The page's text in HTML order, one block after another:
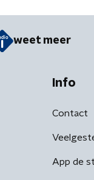
weet meer
Info
Contact
App de